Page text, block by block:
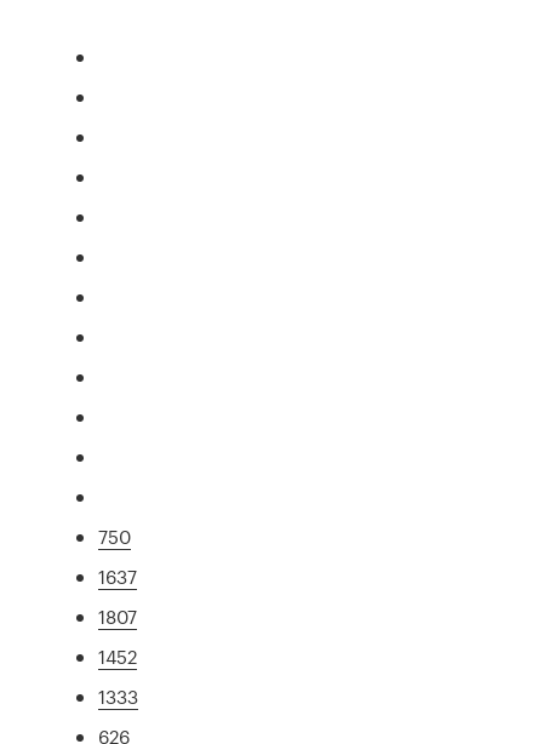
750
1637
1807
1452
1333
626